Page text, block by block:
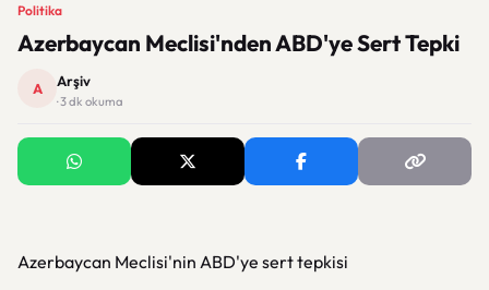
Politika
Azerbaycan Meclisi'nden ABD'ye Sert Tepki
A Arşiv
· 3 dk okuma
Azerbaycan Meclisi'nin ABD'ye sert tepkisi